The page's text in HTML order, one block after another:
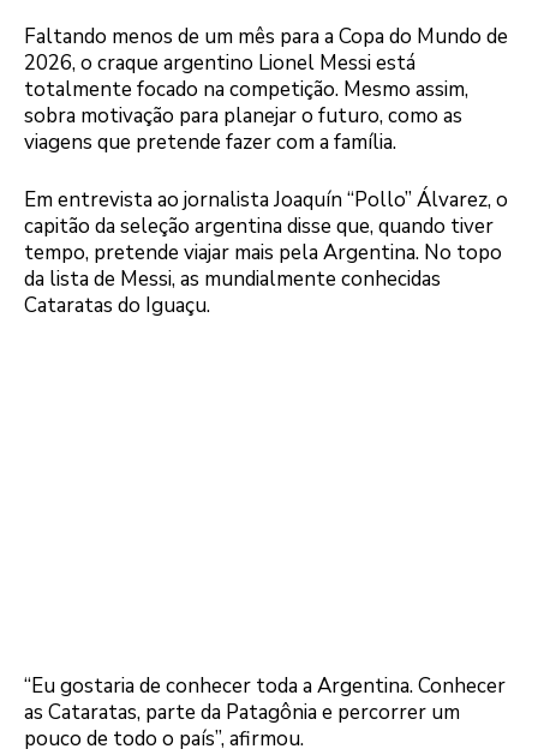
Faltando menos de um mês para a Copa do Mundo de
2026, o craque argentino Lionel Messi está
totalmente focado na competição. Mesmo assim,
sobra motivação para planejar o futuro, como as
viagens que pretende fazer com a família.
Em entrevista ao jornalista Joaquín “Pollo” Álvarez, o
capitão da seleção argentina disse que, quando tiver
tempo, pretende viajar mais pela Argentina. No topo
da lista de Messi, as mundialmente conhecidas
Cataratas do Iguaçu.
“Eu gostaria de conhecer toda a Argentina. Conhecer
as Cataratas, parte da Patagônia e percorrer um
pouco de todo o país”, afirmou.